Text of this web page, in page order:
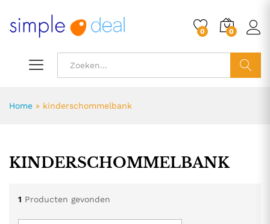
0 0
Home » kinderschommelbank
KINDERSCHOMMELBANK
1 Producten gevonden